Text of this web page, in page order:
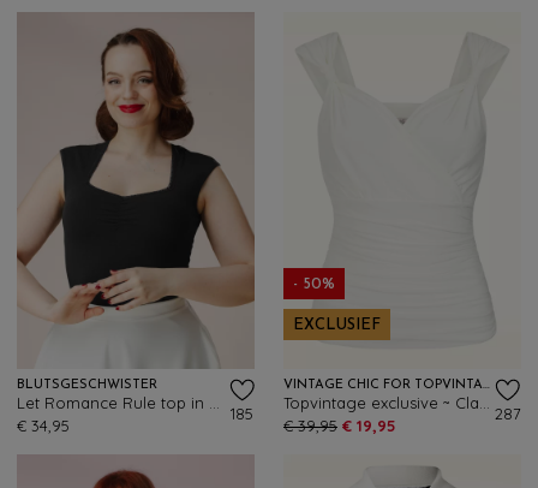
BLUTSGESCHWISTER
€ 34,95
185
- 50%
EXCLUSIEF
VINTAGE CHIC FOR TOPVINTAGE
€ 39,95 € 19,95
287